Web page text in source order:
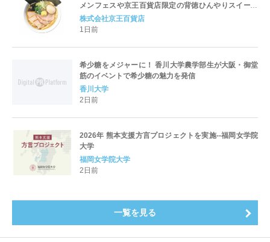
メンフェスや京王百貨店限定の背徳ひんやりスイーツ
など、実演グルメが充実 過去最長21日間、計90店舗
出店の 「大北海道展」
株式会社京王百貨店
1日前
希少糖をメジャーに！ 香川大学農学部生が大阪・御堂
筋のイベントで希少糖の魅力を発信
香川大学
2日前
2026年 熊本支援方言プロジェクトを実施--福岡女学院
大学
福岡女学院大学
2日前
一覧を見る